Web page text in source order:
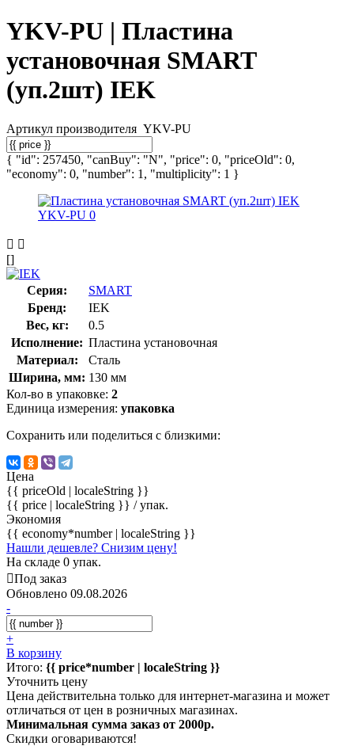
YKV-PU | Пластина
установочная SMART
(уп.2шт) IEK
Артикул производителя YKV-PU
{ "id": 257450, "canBuy": "N", "price": 0, "priceOld": 0,
"economy": 0, "number": 1, "multiplicity": 1 }
[]
Серия:
SMART
Бренд:
IEK
Вес, кг:
0.5
Исполнение: Пластина установочная
Материал:
Сталь
Ширина, мм: 130 мм
Кол-во в упаковке: 2
Единица измерения: упаковка
Сохранить или поделиться с близкими:
Цена
{{ priceOld | localeString }}
{{ price | localeString }} / упак.
Экономия
{{ economy*number | localeString }}
Нашли дешевле? Снизим цену!
На складе 0 упак.
Под заказ
Обновлено 09.08.2026
-
+
В корзину
Итого: {{ price*number | localeString }}
Уточнить цену
Цена действительна только для интернет-магазина и может
отличаться от цен в розничных магазинах.
Минимальная сумма заказ от 2000р.
Скидки оговариваются!